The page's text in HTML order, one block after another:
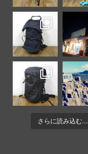
さらに読み込む...